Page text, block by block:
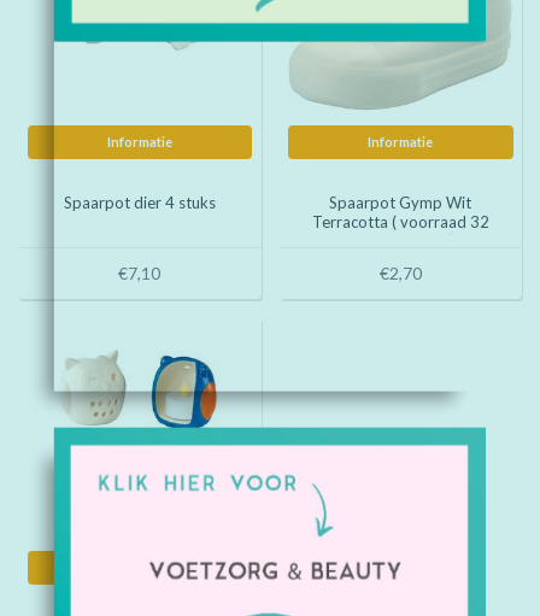
Informatie
Spaarpot dier 4 stuks
€7,10
Informatie
Spaarpot Gymp Wit
Terracotta ( voorraad 32
stuks OP = OP)
€2,70
Informatie